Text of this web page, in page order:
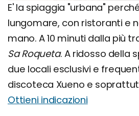
E' la spiaggia "urbana"
lungomare, con ristoranti e
mano. A 10 minuti dalla più
Sa Roqueta. A ridosso della
due locali esclusivi e
discoteca Xueno e
Ottieni indicazioni